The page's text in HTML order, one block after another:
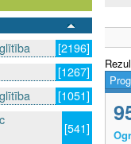
[2196]
[1267]
[1051]
[541]